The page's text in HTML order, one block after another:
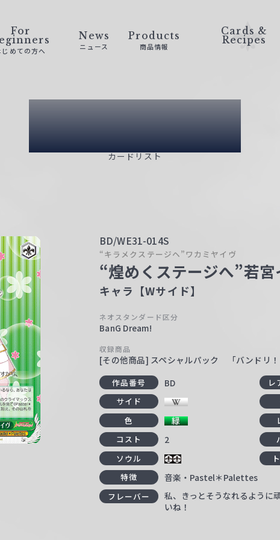
For
じめての方へ
News
ニュース
Products
商品情報
Cards &
Recipes
Card List
カードリスト
BD/WE31-014S
“キラメクステージヘ”ワカミヤイヴ
“煌めくステージへ”若宮
キャラ【Wサイド】
ネオスタンダード区分
BanG Dream!
収録商品
[その他商品] スペシャルパック 「バンドリ！
作品番号 BD レ
サイド
色
コスト 2
ソウル
特徴
音楽・Pastel＊Palettes
フレーバー
私、きっとそうなれるように
いね！